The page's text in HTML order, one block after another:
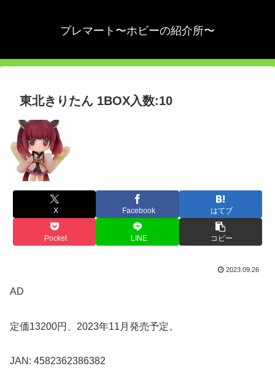
プレマート〜ホビーの紹介所〜
東北きりたん 1BOX入数:10
X Facebook はてブ
Pocket LINE コピー
2023.09.26
AD
定価13200円、2023年11月発売予定。
JAN: 4582362386382